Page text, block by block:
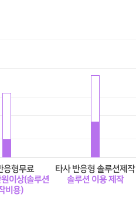
응형무료
이상(솔루션
비용)
타사 반응형 솔루션제작
솔루션 이용 제작